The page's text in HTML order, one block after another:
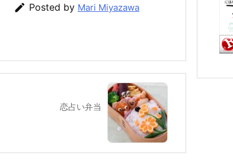
 Posted by Mari Miyazawa
恋占い弁当